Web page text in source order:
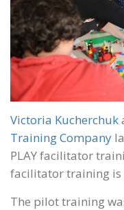
Victoria Kucherchuk
Training Company
PLAY facilitator
facilitator training is
The pilot training